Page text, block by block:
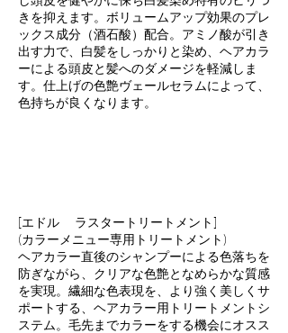
きを抑えます。ボリュームアップ効果のプレ
ックス成分（酒石酸）配合。アミノ酸が引き
出す力で、白髪をしっかりと染め、ヘアカラ
ーによる頭皮と髪へのダメージを軽減しま
す。仕上げの色艶ヴェールセラムによって、
色持ちが良くなります。
[エドル ラスタートリートメント]
(カラーメニュー専用トリートメント)
ヘアカラー直後のシャンプーによる色落ちを
防ぎながら、クリアな色艶となめらかな質感
を実現。繊細な色表現を、より強く美しくサ
ポートする、ヘアカラー用トリートメントシ
ステム。毛先までカラーをする機会にオスス